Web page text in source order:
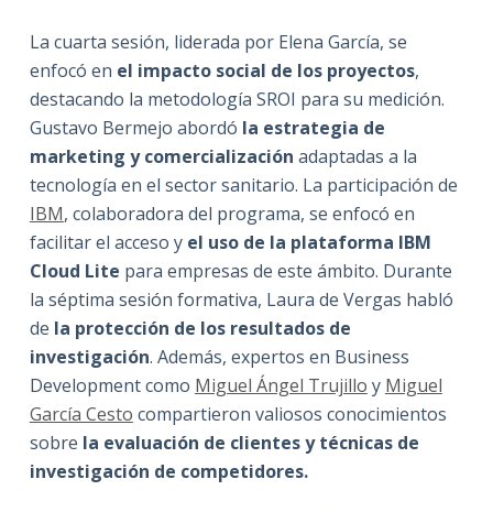
La cuarta sesión, liderada por Elena García, se
enfocó en el impacto social de los proyectos,
destacando la metodología SROI para su medición.
Gustavo Bermejo abordó la estrategia de
marketing y comercialización adaptadas a la
tecnología en el sector sanitario. La participación de
IBM, colaboradora del programa, se enfocó en
facilitar el acceso y el uso de la plataforma IBM
Cloud Lite para empresas de este ámbito. Durante
la séptima sesión formativa, Laura de Vergas habló
de la protección de los resultados de
investigación. Además, expertos en Business
Development como Miguel Ángel Trujillo y Miguel
García Cesto compartieron valiosos conocimientos
sobre la evaluación de clientes y técnicas de
investigación de competidores.